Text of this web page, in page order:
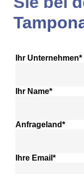
Ihr Unternehmen*
Ihr Name*
Anfrageland*
Ihre Email*